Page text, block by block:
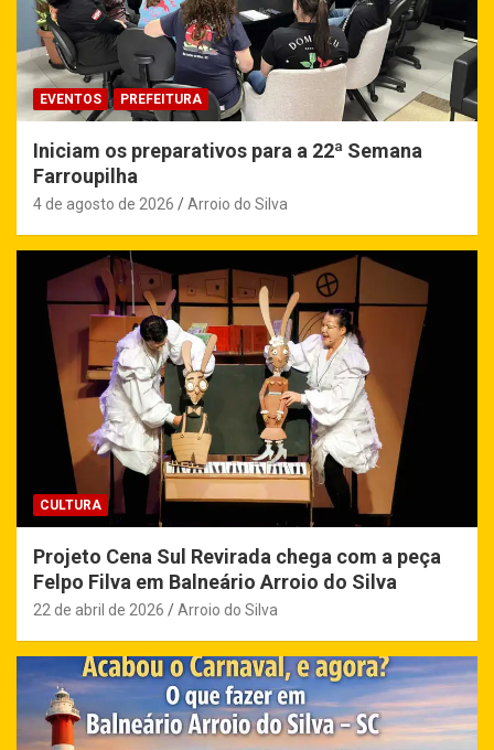
EVENTOS PREFEITURA
Iniciam os preparativos para a 22ª Semana
Farroupilha
4 de agosto de 2026 Arroio do Silva
CULTURA
Projeto Cena Sul Revirada chega com a peça
Felpo Filva em Balneário Arroio do Silva
22 de abril de 2026 Arroio do Silva